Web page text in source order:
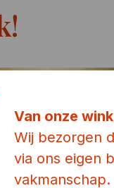
Van onze
Wij bezorgen
via ons eigen
vakmanschap.